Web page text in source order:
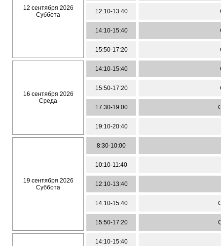
12 сентября 2026
Суббота
12:10-13:40
14:10-15:40
15:50-17:20
16 сентября 2026
Среда
14:10-15:40
15:50-17:20
17:30-19:00
19:10-20:40
19 сентября 2026
Суббота
8:30-10:00
10:10-11:40
12:10-13:40
14:10-15:40
15:50-17:20
14:10-15:40